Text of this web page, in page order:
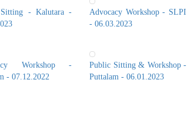
- Kalutara -
Advocacy Workshop - SLPI
- 06.03.2023
Workshop -
- 07.12.2022
Public Sitting & Workshop -
Puttalam - 06.01.2023